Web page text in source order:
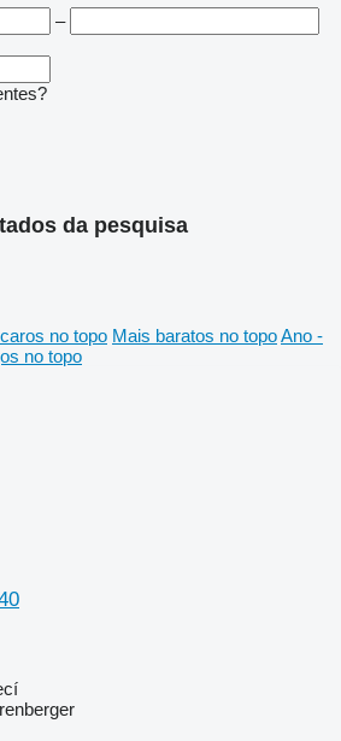
–
da pesquisa
no topo Mais baratos no topoAno -
no topo